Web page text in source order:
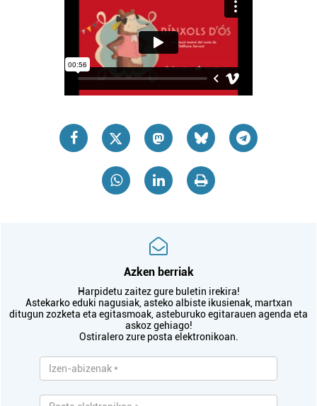
Azken berriak
Harpidetu zaitez gure buletin irekira!
Astekarko eduki nagusiak, asteko albiste ikusienak, martxan
ditugun zozketa eta egitasmoak, asteburuko egitarauen agenda eta
askoz gehiago!
Ostiralero zure posta elektronikoan.